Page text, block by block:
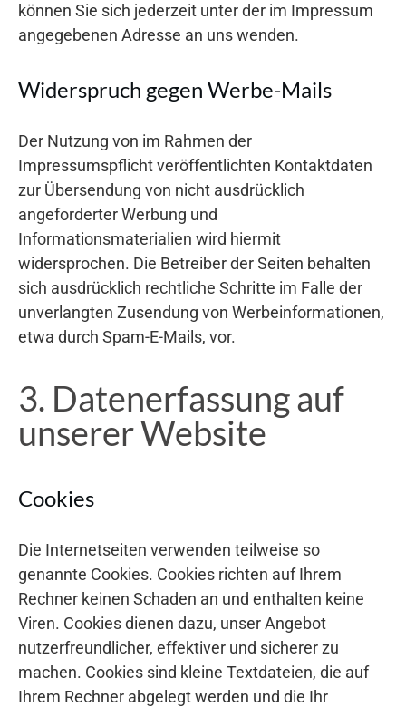
können Sie sich jederzeit unter der im Impressum
angegebenen Adresse an uns wenden.
Widerspruch gegen Werbe-Mails
Der Nutzung von im Rahmen der
Impressumspflicht veröffentlichten Kontaktdaten
zur Übersendung von nicht ausdrücklich
angeforderter Werbung und
Informationsmaterialien wird hiermit
widersprochen. Die Betreiber der Seiten behalten
sich ausdrücklich rechtliche Schritte im Falle der
unverlangten Zusendung von Werbeinformationen,
etwa durch Spam-E-Mails, vor.
3. Datenerfassung auf
unserer Website
Cookies
Die Internetseiten verwenden teilweise so
genannte Cookies. Cookies richten auf Ihrem
Rechner keinen Schaden an und enthalten keine
Viren. Cookies dienen dazu, unser Angebot
nutzerfreundlicher, effektiver und sicherer zu
machen. Cookies sind kleine Textdateien, die auf
Ihrem Rechner abgelegt werden und die Ihr